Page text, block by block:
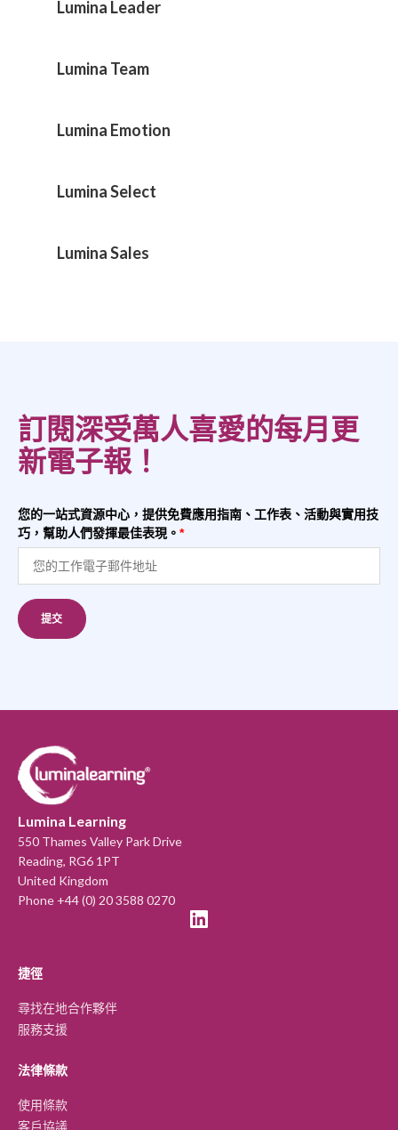
Lumina Leader
Lumina Team
Lumina Emotion
Lumina Select
Lumina Sales
訂閱深受萬人喜愛的每月更
新電子報！
您的一站式資源中心，提供免費應用指南、工作表、活動與實用技
巧，幫助人們發揮最佳表現。 *
Lumina Learning
550 Thames Valley Park Drive
Reading, RG6 1PT
United Kingdom
Phone +44 (0) 20 3588 0270
捷徑
尋找在地合作夥伴
服務支援
法律條款
使用條款
客戶協議